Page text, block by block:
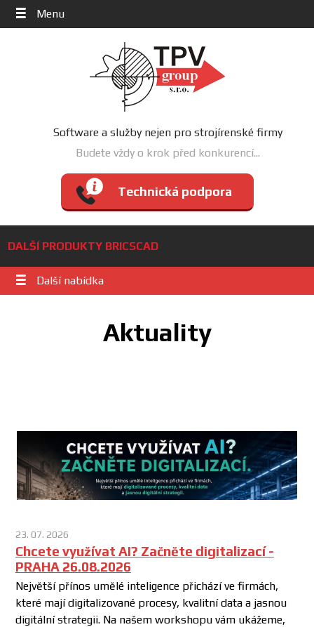
Menu
Software a služby nejen pro strojírenské firmy
Budete vždy o krok před konkurencí...
Technická podpora
DALŠÍ PRODUKTY BRICSCAD
Další nabídka
Aktuality
23. 07. 2026
Chcete využívat AI? Začněte digitalizací -
PRAHA 26.08.2026
Největší přínos umělé inteligence přichází ve firmách,
které mají digitalizované procesy, kvalitní data a jasnou
digitální strategii. Na našem workshopu vám ukážeme,